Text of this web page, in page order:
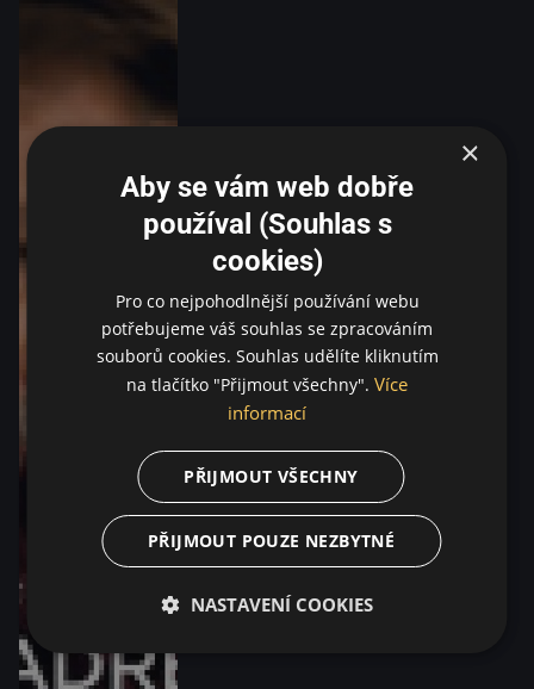
×
Aby se vám web dobře
používal (Souhlas s
cookies)
Pro co nejpohodlnější používání webu
potřebujeme váš souhlas se zpracováním
souborů cookies. Souhlas udělíte kliknutím
na tlačítko "Přijmout všechny". Více
informací
PŘIJMOUT VŠECHNY
PŘIJMOUT POUZE NEZBYTNÉ
NASTAVENÍ COOKIES